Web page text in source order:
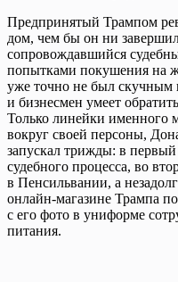
Предпринятый Трампом
дом, чем бы он ни
сопровождавшийся
попытками покушения на
уже точно не был скучным
и бизнесмен умеет
Только линейки именного
вокруг своей персоны,
запускал трижды: в первый
судебного процесса, во
в Пенсильвании, а
онлайн-магазине Трампа
с его фото в униформе
питания.